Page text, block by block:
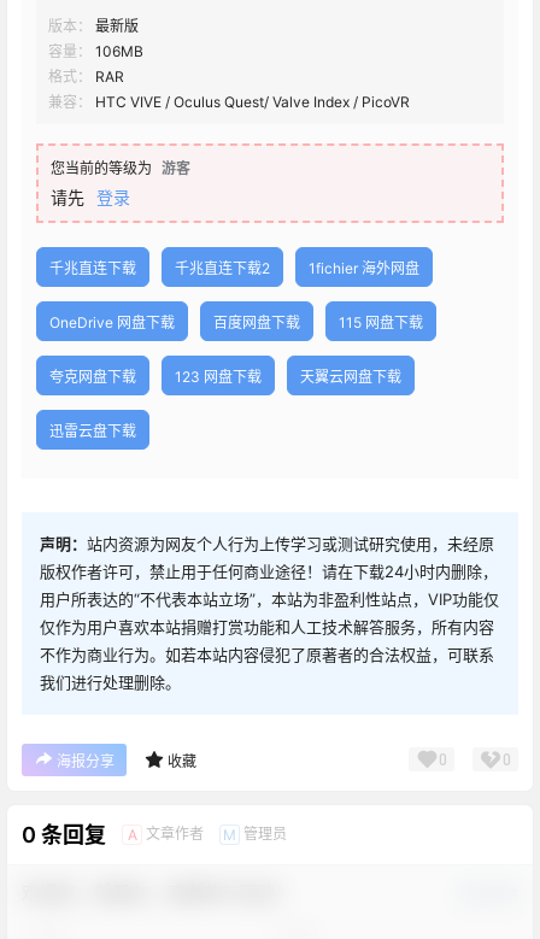
版本：
最新版
容量：
106MB
格式：
RAR
兼容：
HTC VIVE / Oculus Quest/ Valve Index / PicoVR
您当前的等级为 游客
请先 登录
千兆直连下载 千兆直连下载2 1fichier 海外网盘
OneDrive 网盘下载 百度网盘下载 115 网盘下载
夸克网盘下载 123 网盘下载 天翼云网盘下载
迅雷云盘下载
声明： 站内资源为网友个人行为上传学习或测试研究使用，未经原
版权作者许可，禁止用于任何商业途径！请在下载24小时内删除，
用户所表达的“不代表本站立场”，本站为非盈利性站点，VIP功能仅
仅作为用户喜欢本站捐赠打赏功能和人工技术解答服务，所有内容
不作为商业行为。如若本站内容侵犯了原著者的合法权益，可联系
我们进行处理删除。
海报分享 收藏 0 0
0 条回复 A 文章作者 M 管理员